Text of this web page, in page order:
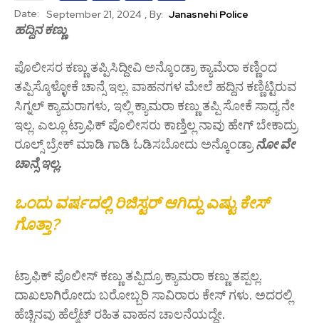
Date: September 21, 2024 , By: Janasnehi Police
ಹದ್ದಿನ ಕಣ್ಣು
ಪೊಲೀಸರ ಕಣ್ಣು ತಪ್ಪಿಸಿದ್ದೀವಿ ಅನ್ಕೊಂಡ್ರಾ ಕ್ಯಾಮೆರಾ ಕಣ್ಣಿಂದ
ತಪ್ಪಿಸ್ಕೊಳ್ಳೋಕೆ ಚಾನ್ಸೆ ಇಲ್ಲ. ವಾಹನಗಳ ಮೇಲೆ ಹದ್ದಿನ ಕಣ್ಣಿಟ್ಟಿರುವ
ಸಿಗ್ನಲ್ ಕ್ಯಾಮರಾಗಳು, ಇಲ್ಲಿ ಕ್ಯಾಮರಾ ಕಣ್ಣು ತಪ್ಪಿ ಸೋಕೆ‌ ಸಾಧ್ಯ ನೇ
ಇಲ್ಲ. ಎಲ್ಲೂ ಟ್ರಾಫಿಕ್ ಪೊಲೀಸರು ಕಾಣ್ತಿಲ್ಲ ನಾವು ಹೇಗ್ ಬೇಕಾದ್ರು
ರೂಲ್ಸ್ ಬ್ರೇಕ್ ಮಾಡಿ ಗಾಡಿ ಓಡಿಸಬೋದು ಅನ್ಕೊಂಡ್ರಾನೋ ವೇ
ಚಾನ್ಸೆ ಇಲ್ಲ.
ಒಂದು ವರ್ಷದಲ್ಲಿ ರಿಜಿಸ್ಟರ್ ಆಗಿದ್ದು ಎಷ್ಟು ಕೇಸ್
ಗೊತ್ತಾ?
ಟ್ರಾಫಿಕ್ ಪೊಲೀಸ್ ಕಣ್ಣು ತಪ್ಪಿದ್ರೂ ಕ್ಯಾಮರಾ ಕಣ್ಣು ತಪ್ಪಲ್ಲ.
ದಾಖಲಾಗಿರೋದು ಬರೋಬ್ಬರಿ ಸಾವಿರಾರು ಕೇಸ್ ಗಳು. ಅದರಲ್ಲಿ
ಹೆಚ್ಚಿನವು ಹೆಲ್ಮೆಟ್ ರಹಿತ ವಾಹನ ಚಾಲನೆಯದ್ದೇ.